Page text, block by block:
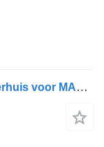
Mann+Hummel 81084006107 luchtfilterhuis voor MAN TGL, TGM, TGS, TGX 26.440 trekker